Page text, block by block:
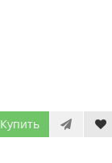
Купить